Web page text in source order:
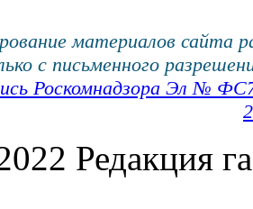
материалов сайта
с письменного
Роскомнадзора Эл №
Редакция